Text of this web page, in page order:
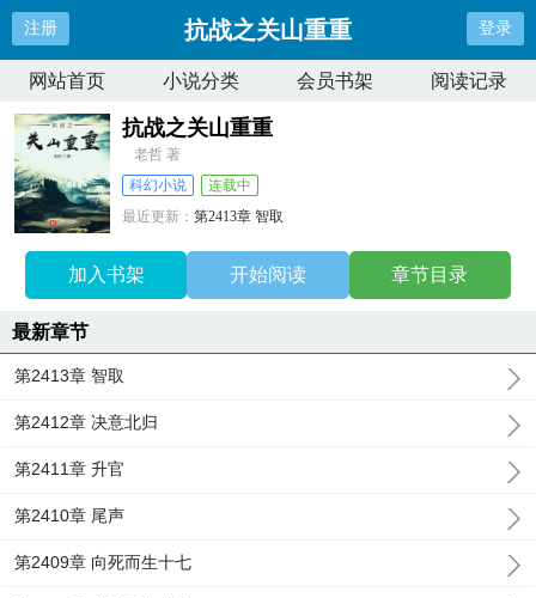
注册 抗战之关山重重 登录
网站首页 小说分类 会员书架 阅读记录
抗战之关山重重
老哲 著
科幻小说
连载中
最近更新：第2413章 智取
加入书架 开始阅读 章节目录
最新章节
第2413章 智取
第2412章 决意北归
第2411章 升官
第2410章 尾声
第2409章 向死而生十七